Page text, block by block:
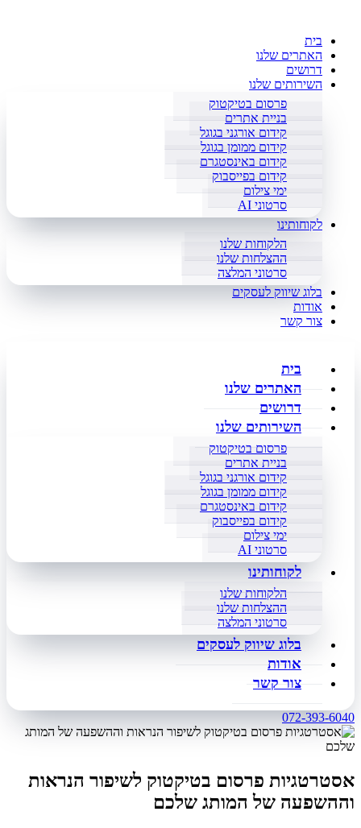
בית
האתרים שלנו
דרושים
השירותים שלנו
פרסום בטיקטוק
בניית אתרים
קידום אורגני בגוגל
קידום ממומן בגוגל
קידום באינסטגרם
קידום בפייסבוק
ימי צילום
סרטוני AI
לקוחותינו
הלקוחות שלנו
ההצלחות שלנו
סרטוני המלצה
בלוג שיווק לעסקים
אודות
צור קשר
בית
האתרים שלנו
דרושים
השירותים שלנו
פרסום בטיקטוק
בניית אתרים
קידום אורגני בגוגל
קידום ממומן בגוגל
קידום באינסטגרם
קידום בפייסבוק
ימי צילום
סרטוני AI
לקוחותינו
הלקוחות שלנו
ההצלחות שלנו
סרטוני המלצה
בלוג שיווק לעסקים
אודות
צור קשר
072-393-6040
אסטרטגיות פרסום בטיקטוק לשיפור הנראות
וההשפעה של המותג שלכם